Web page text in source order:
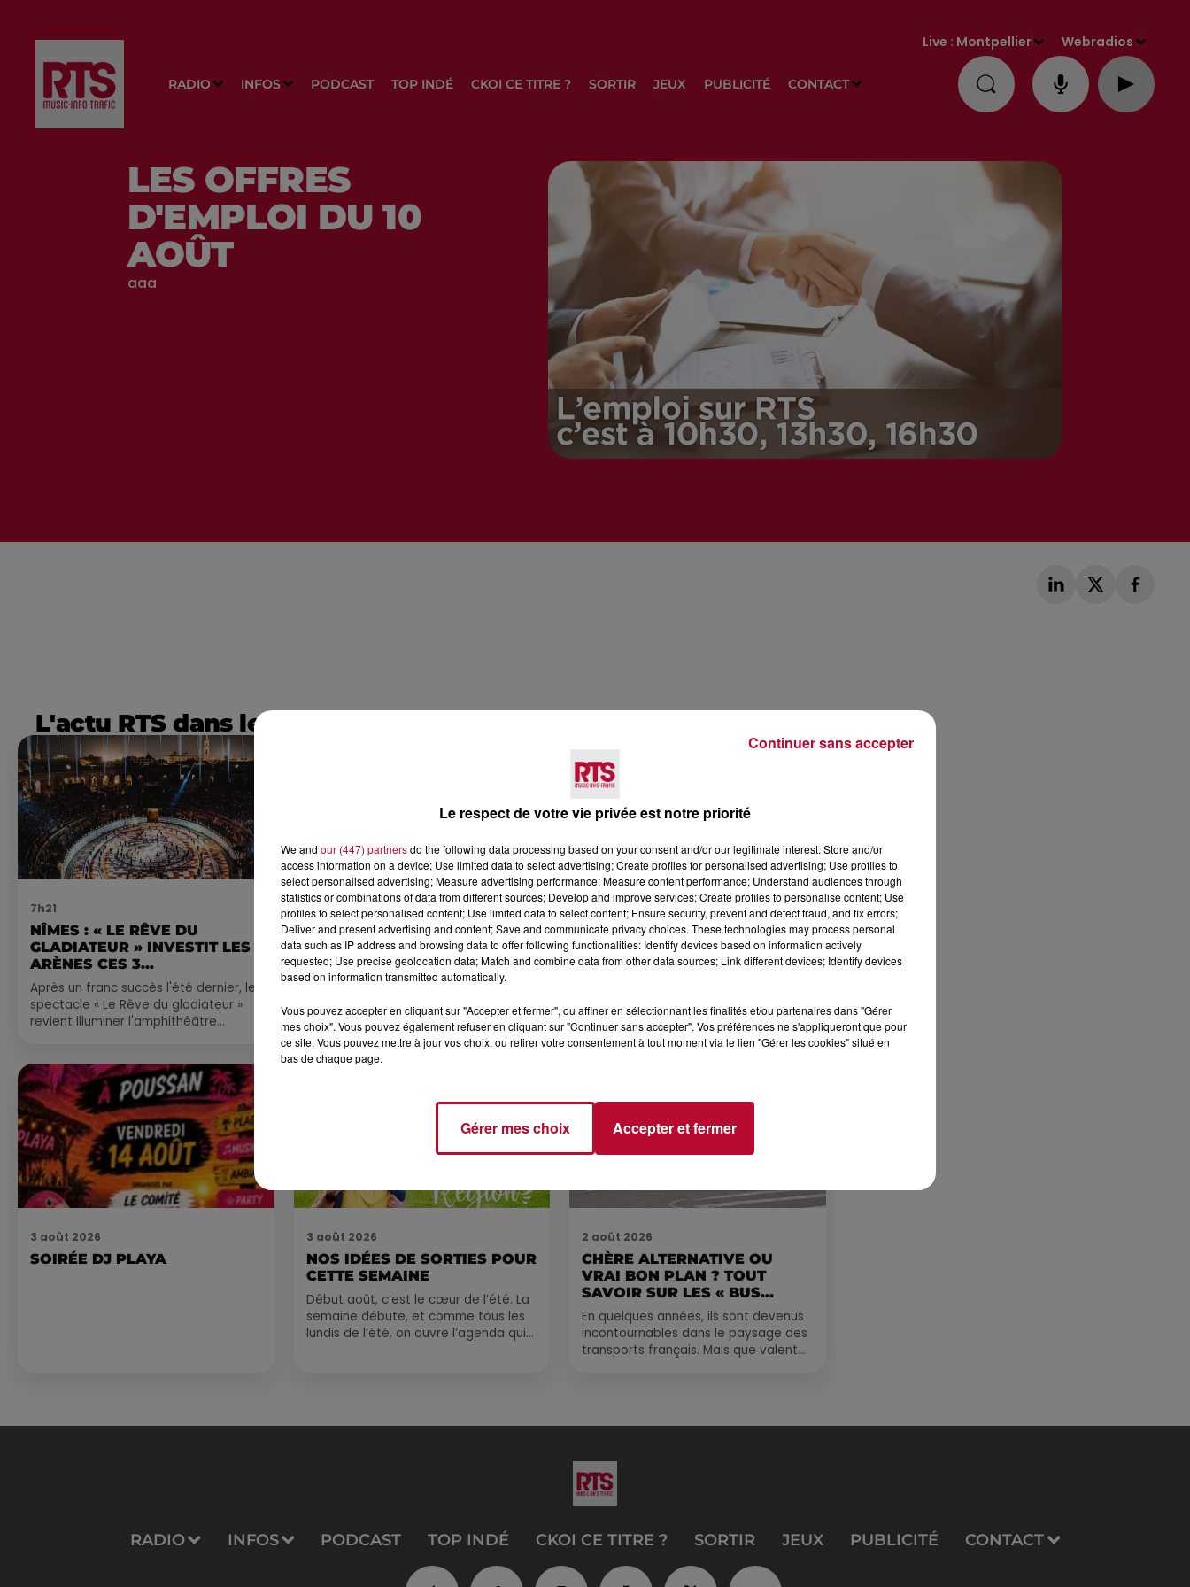
RADIO INFOS PODCAST TOP INDÉ CKOI CE TITRE ? SORTIR JEUX PUBLICITÉ CONTACT
Live : Montpellier Webradios
LES OFFRES
D'EMPLOI DU 10
AOÛT
aaa
L'actu RTS dans le Sud
7h21
NÎMES : « LE RÊVE DU
GLADIATEUR » INVESTIT LES
ARÈNES CES 3...
Après un franc succès l'été dernier, le
spectacle « Le Rêve du gladiateur »
revient illuminer l'amphithéâtre
4 août 2026
FÊTE DE LA POLYNÉSIE À
VILLEVEYRAC
4 août 2026
HÉRAULT, PYRÉNÉES-
ORIENTALES : TROIS SPOTS
DE SNORKELING À
lourdes ni de diplômes complexes
pour observer la vie sous-marine. Cet
été, un masque, un tuba et une paire
3 août 2026
SOIRÉE DJ PLAYA
3 août 2026
NOS IDÉES DE SORTIES POUR
CETTE SEMAINE
Début août, c’est le cœur de l’été. La
semaine débute, et comme tous les
lundis de l’été, on ouvre l’agenda qui
2 août 2026
CHÈRE ALTERNATIVE OU
VRAI BON PLAN ? TOUT
SAVOIR SUR LES « BUS...
En quelques années, ils sont devenus
incontournables dans le paysage des
transports français. Mais que valent
RADIO INFOS PODCAST TOP INDÉ CKOI CE TITRE ? SORTIR JEUX PUBLICITÉ CONTACT
Le respect de votre vie privée est notre priorité
We and our (447) partnersdo the following data processing based on your consent and/or our legitimate interest: Store and/or
access information on a device; Use limited data to select advertising; Create profiles for personalised advertising; Use profiles to
select personalised advertising; Measure advertising performance; Measure content performance; Understand audiences through
statistics or combinations of data from different sources; Develop and improve services; Create profiles to personalise content; Use
profiles to select personalised content; Use limited data to select content; Ensure security, prevent and detect fraud, and fix errors;
Deliver and present advertising and content; Save and communicate privacy choices. These technologies may process personal
data such as IP address and browsing data to offer following functionalities: Identify devices based on information actively
requested; Use precise geolocation data; Match and combine data from other data sources; Link different devices; Identify devices
based on information transmitted automatically.
Vous pouvez accepter en cliquant sur "Accepter et fermer", ou affiner en sélectionnant les finalités et/ou partenaires dans "Gérer
mes choix". Vous pouvez également refuser en cliquant sur "Continuer sans accepter". Vos préférences ne s'appliqueront que pour
ce site. Vous pouvez mettre à jour vos choix, ou retirer votre consentement à tout moment via le lien "Gérer les cookies" situé en
bas de chaque page.
Gérer mes choix Accepter et fermer
Continuer sans accepter